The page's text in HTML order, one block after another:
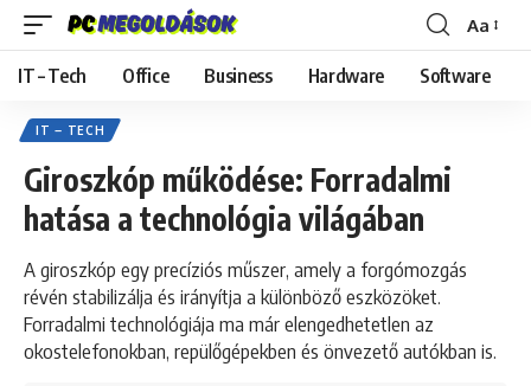
Font
Resizer
Aa
IT – Tech Office Business Hardware Software
IT – TECH
Giroszkóp működése: Forradalmi
hatása a technológia világában
A giroszkóp egy precíziós műszer, amely a forgómozgás
révén stabilizálja és irányítja a különböző eszközöket.
Forradalmi technológiája ma már elengedhetetlen az
okostelefonokban, repülőgépekben és önvezető autókban is.